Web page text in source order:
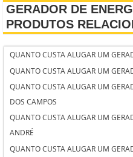
GERADOR DE
PRODUTOS
QUANTO CUSTA ALUGAR UM
QUANTO CUSTA ALUGAR UM
QUANTO CUSTA ALUGAR UM
DOS CAMPOS
QUANTO CUSTA ALUGAR UM
ANDRÉ
QUANTO CUSTA ALUGAR UM